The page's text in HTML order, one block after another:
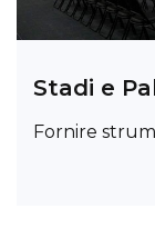
Stadi e
Fornire